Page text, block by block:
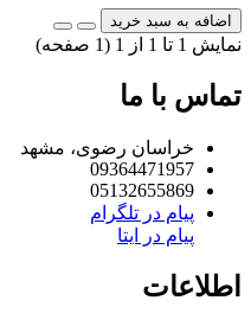
اضافه به سبد خرید
نمایش 1 تا 1 از 1 (1 صفحه)
تماس با ما
خراسان رضوی، مشهد
09364471957
05132655869
پیام در تلگرام
پیام در ایتا
اطلاعات